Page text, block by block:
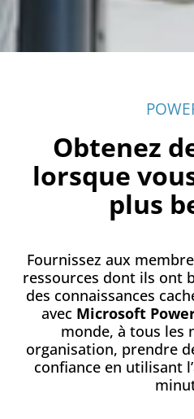
Obtenez
lorsque
plus
Fournissez aux
ressources dont ils ont
des connaissances
avec Microsoft
monde, à tous les
organisation, prendre
confiance en utilisant